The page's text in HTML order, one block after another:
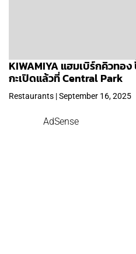
KIWAMIYA แฮมเบิร์กคิวทอ
กะเปิดแล้วที่ Central Park
Restaurants | September 16, 2025
AdSense